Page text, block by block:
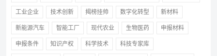
工业企业 技术创新 揭榜挂帅 数字化转型 新材料
新能源汽车 智能工厂 现代农业 生物医药 申报材料
申报条件 知识产权 科学技术 科技专家库